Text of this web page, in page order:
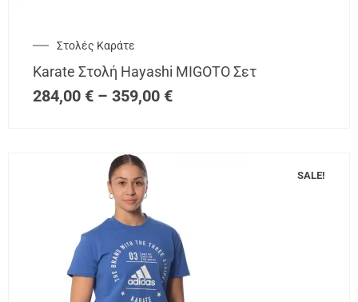
Στολές Καράτε
Karate Στολή Hayashi MIGOTO Σετ
284,00 € – 359,00 €
SALE!